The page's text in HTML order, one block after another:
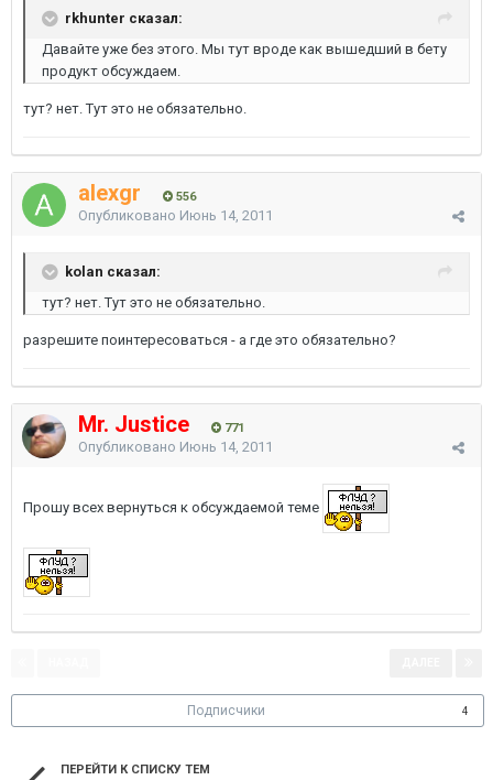
rkhunter сказал:
Давайте уже без этого. Мы тут вроде как вышедший в бету
продукт обсуждаем.
тут? нет. Тут это не обязательно.
alexgr 556
Опубликовано Июнь 14, 2011
kolan сказал:
тут? нет. Тут это не обязательно.
разрешите поинтересоваться - а где это обязательно?
Mr. Justice 771
Опубликовано Июнь 14, 2011
Прошу всех вернуться к обсуждаемой теме
Подписчики 4
ПЕРЕЙТИ К СПИСКУ ТЕМ